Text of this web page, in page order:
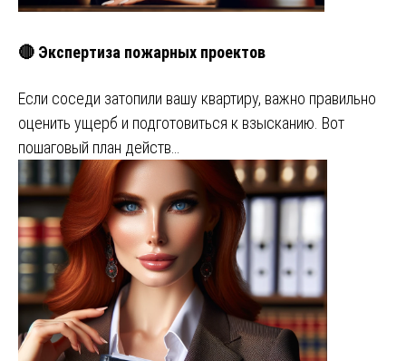
🔴 Экспертиза пожарных проектов
Если соседи затопили вашу квартиру, важно правильно
оценить ущерб и подготовиться к взысканию. Вот
пошаговый план действ…